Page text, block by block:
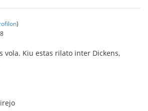
)
vola. Kiu estas rilato inter Dickens,